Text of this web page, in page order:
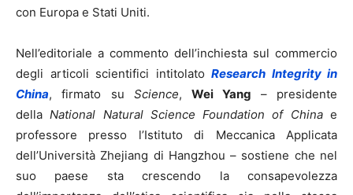
con Europa e Stati Uniti.
Nell’editoriale a commento dell’inchiesta sul commercio
degli articoli scientifici intitolato Research Integrity in
China, firmato su Science,Wei Yang – presidente
dellaNational Natural Science Foundation of Chinae
professore presso l’Istituto di Meccanica Applicata
dell’Università Zhejiang di Hangzhou – sostiene che nel
suo paese sta crescendo la consapevolezza